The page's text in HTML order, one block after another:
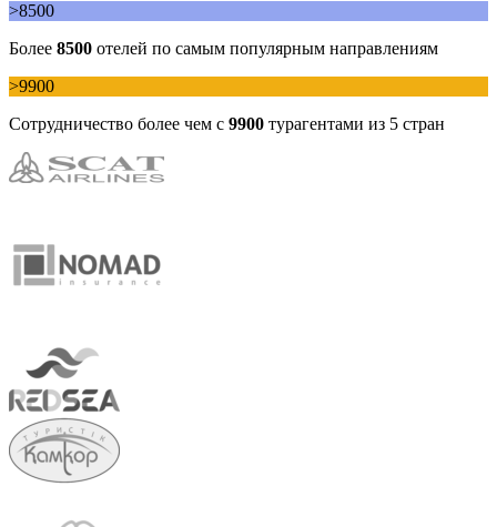
>8500
Более 8500 отелей по самым популярным направлениям
>9900
Сотрудничество более чем с 9900 турагентами из 5 стран